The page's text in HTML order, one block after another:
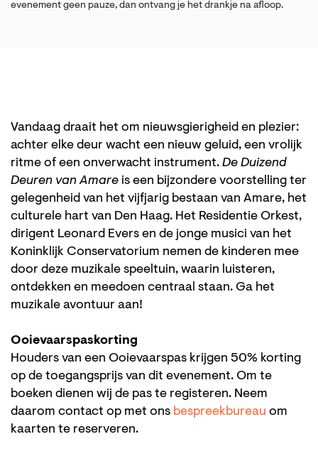
evenement geen pauze, dan ontvang je het drankje na afloop.
Vandaag draait het om nieuwsgierigheid en plezier:
achter elke deur wacht een nieuw geluid, een vrolijk
ritme of een onverwacht instrument. De Duizend
Deuren van Amare is een bijzondere voorstelling ter
gelegenheid van het vijfjarig bestaan van Amare, het
culturele hart van Den Haag. Het Residentie Orkest,
dirigent Leonard Evers en de jonge musici van het
Koninklijk Conservatorium nemen de kinderen mee
door deze muzikale speeltuin, waarin luisteren,
ontdekken en meedoen centraal staan. Ga het
muzikale avontuur aan!
Ooievaarspaskorting
Houders van een Ooievaarspas krijgen 50% korting
op de toegangsprijs van dit evenement. Om te
boeken dienen wij de pas te registeren. Neem
daarom contact op met ons bespreekbureau om
kaarten te reserveren.